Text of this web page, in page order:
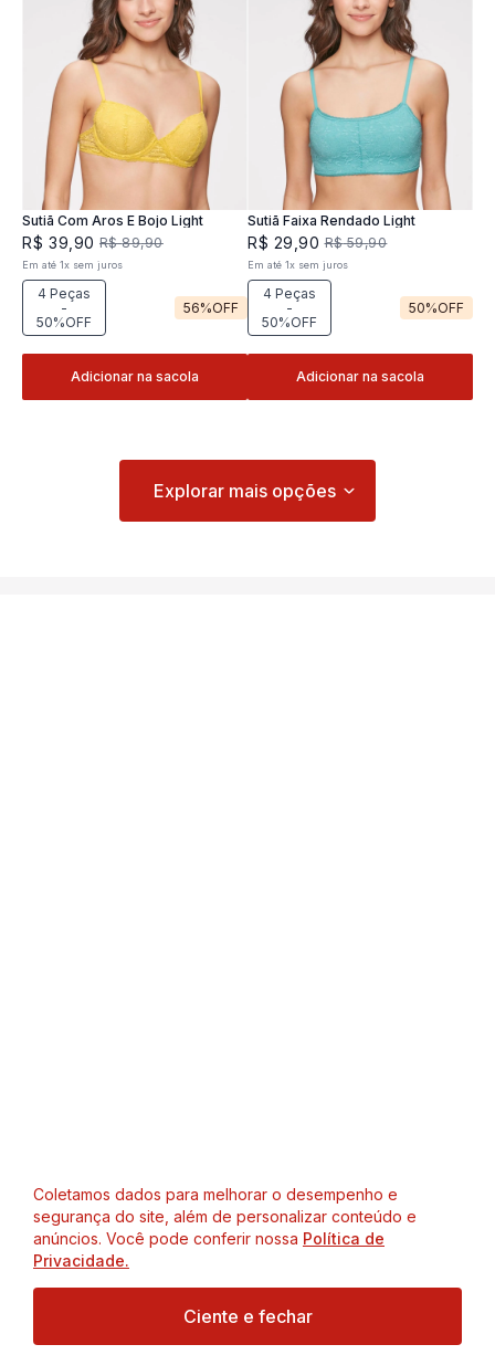
Coletamos dados para melhorar o desempenho e
segurança do site, além de personalizar conteúdo e
anúncios. Você pode conferir nossa Política de
Privacidade.
Ciente e fechar
Sutiã Com Aros E Bojo Light
R$ 39 90 R$ 89,90
Em até1x sem juros
4 Peças
-
50%OFF
56%OFF
Adicionar na sacola
Sutiã Faixa Rendado Light
R$ 29 ,90 R$ 59,90
Em até 1x sem juros
4 Peças
-
50%OFF
50%OFF
Adicionar na sacola